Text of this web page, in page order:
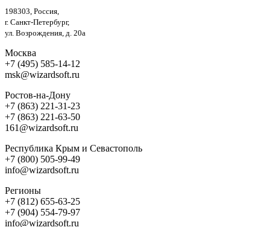
198303, Россия,
г. Санкт-Петербург,
ул. Возрождения, д. 20а
Москва
+7 (495) 585-14-12
msk@wizardsoft.ru
Ростов-на-Дону
+7 (863) 221-31-23
+7 (863) 221-63-50
161@wizardsoft.ru
Республика Крым и Севастополь
+7 (800) 505-99-49
info@wizardsoft.ru
Регионы
+7 (812) 655-63-25
+7 (904) 554-79-97
info@wizardsoft.ru